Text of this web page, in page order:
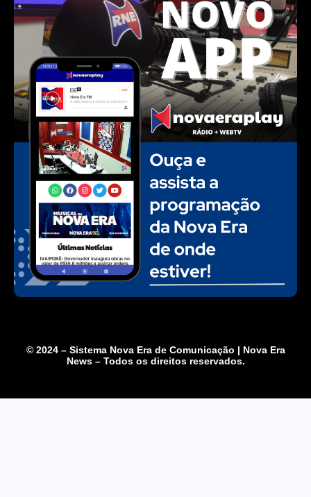
© 2024 – Sistema Nova Era de Comunicação | Nova Era
News – Todos os direitos reservados.